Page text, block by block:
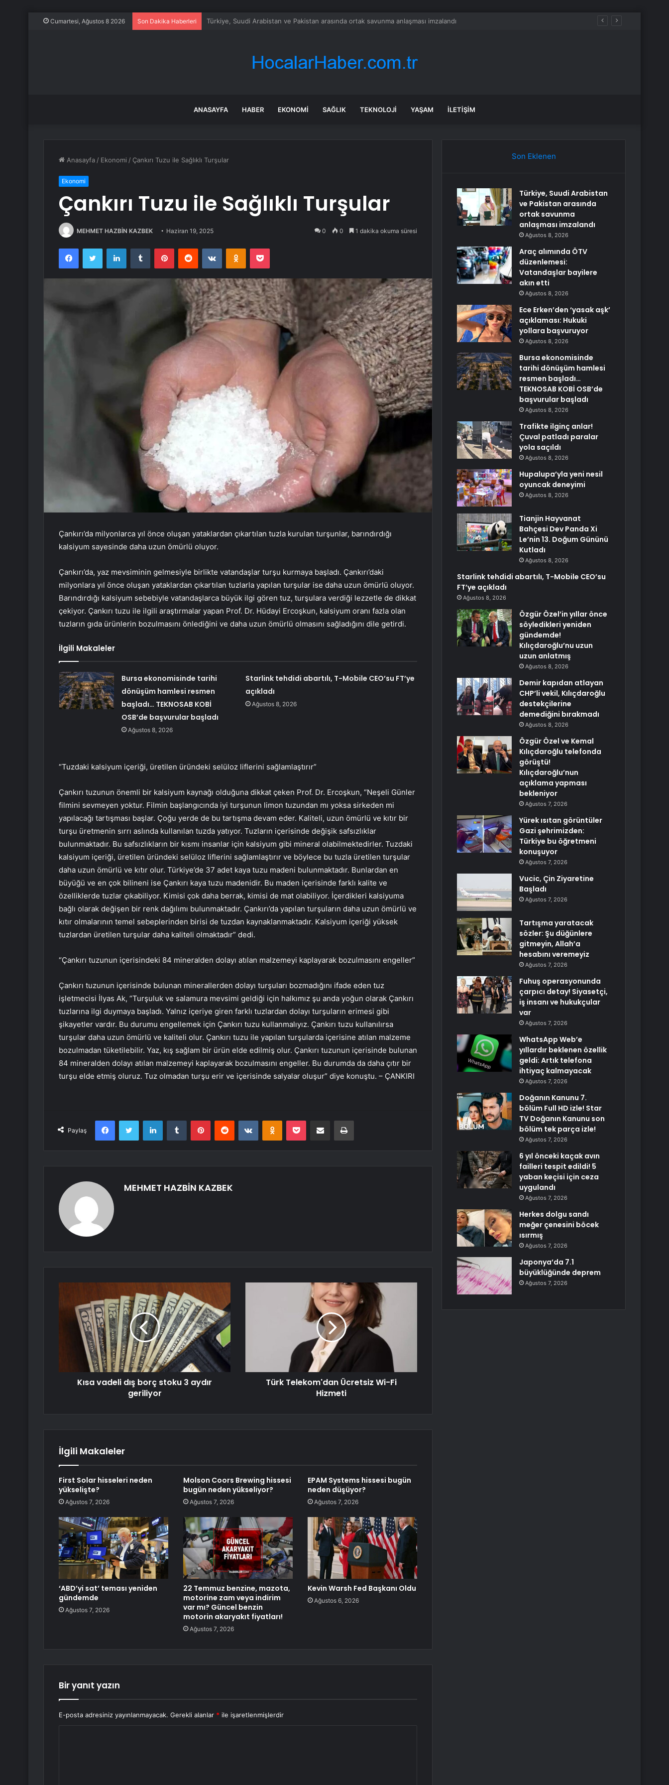
Cumartesi, Ağustos 8 2026 Son Dakika Haberleri Araç alımında ÖTV düzenlemesi: Vatandaşlar bayilere akın etti
ANASAYFA HABER EKONOMI SAĞLIK TEKNOLOJI YAŞAM İLETIŞIM
Anasayfa / Ekonomi / Çankırı Tuzu ile Sağlıklı Turşular
Ekonomi
Çankırı Tuzu ile Sağlıklı Turşular
MEHMET HAZBİN KAZBEK Haziran 19, 2025 0 0 1 dakika okuma süresi
FacebookTwitter LinkedInTumblr PinterestReddit VKontakteOdnoklassniki
Pocket
Çankırı’da milyonlarca yıl önce oluşan yataklardan çıkartılan tuzla kurulan turşunlar, barındırdığı
kalsiyum sayesinde daha uzun ömürlü oluyor.
Çankırı’da, yaz mevsiminin gelmesiyle birlikte vatandaşlar turşu kurmaya başladı. Çankırı’daki
milyonlara yıl önce oluşan yataklardan çıkartılan tuzlarla yapılan turşular ise daha uzun ömürlü oluyor.
Barındırdığı kalsiyum sebebiyle vatandaşlarca büyük ilgi gören tuz, turşulara verdiği lezzetle de dikkat
çekiyor. Çankırı tuzu ile ilgili araştırmalar yapan Prof. Dr. Hüdayi Ercoşkun, kalsiyum oranı fazla olan
tuzların gıda ürünlerin bozulmasını önlediğini ve daha uzun ömürlü olmasını sağladığını dile getirdi.
İlgili Makaleler
Bursa ekonomisinde tarihi
dönüşüm hamlesi resmen
başladı… TEKNOSAB KOBİ
OSB’de başvurular başladı
Ağustos 8, 2026
Starlink tehdidi abartılı, T-Mobile CEO’su FT’ye
açıkladı
Ağustos 8, 2026
“Tuzdaki kalsiyum içeriği, üretilen üründeki selüloz liflerini sağlamlaştırır”
Çankırı tuzunun önemli bir kalsiyum kaynağı olduğuna dikkat çeken Prof. Dr. Ercoşkun, “Neşeli Günler
filmini sevmeyen yoktur. Filmin başlangıcında iyi turşunun limon tuzundan mı yoksa sirkeden mi
yapılacağı tartışması başlar. Çoğu yerde de bu tartışma devam eder. Kaliteli, uzun ömürlü ve kıtır bir
turşu üretmenin sırrı aslında kullanılan tuzda yatıyor. Tuzların içerisinde değişik safsızlıklar
bulunmaktadır. Bu safsızlıkların bir kısmı insanlar için kalsiyum gibi mineral olabilmektedirler. Tuzdaki
kalsiyum içeriği, üretilen üründeki selüloz liflerini sağlamlaştırır ve böylece bu tuzla üretilen turşular
daha uzun ömürlü ve kıtır olur. Türkiye’de 37 adet kaya tuzu madeni bulunmaktadır. Bunlardan en
büyüğü ve en çok bilineni ise Çankırı kaya tuzu madenidir. Bu maden içerisinde farklı kalite ve
özelliklerde tuzlar çıkabiliyor. Kimisi çok daha berrak, kimisi de mat olabiliyor. İçerdikleri kalsiyuma
bağlı olarak değişen bir renk dağılımı bulunmaktadır. Çankırı’da yapılan turşuların daha uzun ömürlü ve
kıtır olmalarının temel sebeplerinden birisi de tuzdan kaynaklanmaktadır. Kalsiyum içeriği yüksek
tuzlardan üretilen turşular daha kaliteli olmaktadır” dedi.
“Çankırı tuzunun içerisindeki 84 mineralden dolayı atılan malzemeyi kaplayarak bozulmasını engeller”
Çankırı tuzunun içerisinde bulunan minerallerden dolayı turşuları bozmadığını ifade eden tuz
işletmecisi İlyas Ak, “Turşuluk ve salamura mevsimi geldiği için halkımız şu anda yoğun olarak Çankırı
tuzlarına ilgi duymaya başladı. Yalnız içeriye giren farklı tuzlardan dolayı turşuların erimesi gibi
şikayetler vardır. Bu durumu engellemek için Çankırı tuzu kullanmalıyız. Çankırı tuzu kullanılırsa
turşular daha uzun ömürlü ve kaliteli olur. Çankırı tuzu ile yapılan turşularda içerisine atılan malzeme
bozulmadan tüketilebilir. Yaz, kış sağlam bir ürün elde edilmiş olur. Çankırı tuzunun içerisinde bulunan
84 mineralden dolayı atılan malzemeyi kaplayarak bozulmasını engeller. Bu durumda da daha çıtır bir
turşu elde etmiş oluruz. Tuz olmadan turşu erir ve içerisinde salyalar oluşur” diye konuştu. – ÇANKIRI
Paylaş
FacebookTwitter LinkedInTumblr PinterestReddit VKontakteOdnoklassniki
Pocket E-Posta ile paylaş Yazdır
MEHMET HAZBİN KAZBEK
Kısa vadeli dış borç stoku 3 aydır
geriliyor
Türk Telekom'dan Ücretsiz Wi-Fi
Hizmeti
İlgili Makaleler
First Solar hisseleri neden
yükselişte?
Ağustos 7, 2026
Molson Coors Brewing hissesi
bugün neden yükseliyor?
Ağustos 7, 2026
EPAM Systems hissesi bugün
neden düşüyor?
Ağustos 7, 2026
‘ABD’yi sat’ teması yeniden
gündemde
Ağustos 7, 2026
22 Temmuz benzine, mazota,
motorine zam veya indirim
var mı? Güncel benzin
motorin akaryakıt fiyatları!
Ağustos 7, 2026
Kevin Warsh Fed Başkanı Oldu
Ağustos 6, 2026
Bir yanıt yazın
E-posta adresiniz yayınlanmayacak. Gerekli alanlar * ile işaretlenmişlerdir
Son Eklenen
Türkiye, Suudi Arabistan
ve Pakistan arasında
ortak savunma
anlaşması imzalandı
Ağustos 8, 2026
Araç alımında ÖTV
düzenlemesi:
Vatandaşlar bayilere
akın etti
Ağustos 8, 2026
Ece Erken’den ‘yasak aşk’
açıklaması: Hukuki
yollara başvuruyor
Ağustos 8, 2026
Bursa ekonomisinde
tarihi dönüşüm hamlesi
resmen başladı…
TEKNOSAB KOBİ OSB’de
başvurular başladı
Ağustos 8, 2026
Trafikte ilginç anlar!
Çuval patladı paralar
yola saçıldı
Ağustos 8, 2026
Hupalupa’yla yeni nesil
oyuncak deneyimi
Ağustos 8, 2026
Tianjin Hayvanat
Bahçesi Dev Panda Xi
Le’nin 13. Doğum Gününü
Kutladı
Ağustos 8, 2026
Starlink tehdidi abartılı, T-Mobile CEO’su
FT’ye açıkladı
Ağustos 8, 2026
Özgür Özel’in yıllar önce
söyledikleri yeniden
gündemde!
Kılıçdaroğlu’nu uzun
uzun anlatmış
Ağustos 8, 2026
Demir kapıdan atlayan
CHP’li vekil, Kılıçdaroğlu
destekçilerine
demediğini bırakmadı
Ağustos 8, 2026
Özgür Özel ve Kemal
Kılıçdaroğlu telefonda
görüştü!
Kılıçdaroğlu’nun
açıklama yapması
bekleniyor
Ağustos 7, 2026
Yürek ısıtan görüntüler
Gazi şehrimizden:
Türkiye bu öğretmeni
konuşuyor
Ağustos 7, 2026
Vucic, Çin Ziyaretine
Başladı
Ağustos 7, 2026
Tartışma yaratacak
sözler: Şu düğünlere
gitmeyin, Allah’a
hesabını veremeyiz
Ağustos 7, 2026
Fuhuş operasyonunda
çarpıcı detay! Siyasetçi,
iş insanı ve hukukçular
var
Ağustos 7, 2026
WhatsApp Web’e
yıllardır beklenen özellik
geldi: Artık telefona
ihtiyaç kalmayacak
Ağustos 7, 2026
Doğanın Kanunu 7.
bölüm Full HD izle! Star
TV Doğanın Kanunu son
bölüm tek parça izle!
Ağustos 7, 2026
6 yıl önceki kaçak avın
failleri tespit edildi! 5
yaban keçisi için ceza
uygulandı
Ağustos 7, 2026
Herkes dolgu sandı
meğer çenesini böcek
ısırmış
Ağustos 7, 2026
Japonya’da 7.1
büyüklüğünde deprem
Ağustos 7, 2026